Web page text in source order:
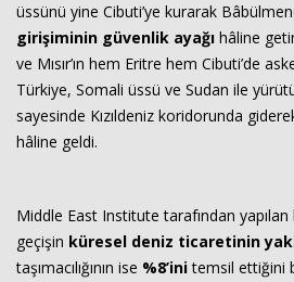
üssünü yine Cibuti’ye kurarak
girişiminin güvenlik ayağı hâline
ve Mısır’ın hem Eritre hem Cibuti’de
Türkiye, Somali üssü ve Sudan ile
sayesinde Kızıldeniz koridorunda
hâline geldi.
Middle East Institute tarafından
geçişin küresel deniz ticaretinin
taşımacılığının ise %8’initemsil ettiğini